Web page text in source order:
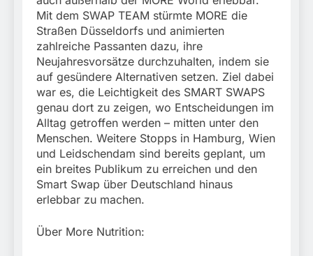
Mit dem SWAP TEAM stürmte MORE die
Straßen Düsseldorfs und animierten
zahlreiche Passanten dazu, ihre
Neujahresvorsätze durchzuhalten, indem sie
auf gesündere Alternativen setzen. Ziel dabei
war es, die Leichtigkeit des SMART SWAPS
genau dort zu zeigen, wo Entscheidungen im
Alltag getroffen werden – mitten unter den
Menschen. Weitere Stopps in Hamburg, Wien
und Leidschendam sind bereits geplant, um
ein breites Publikum zu erreichen und den
Smart Swap über Deutschland hinaus
erlebbar zu machen.
Über More Nutrition: